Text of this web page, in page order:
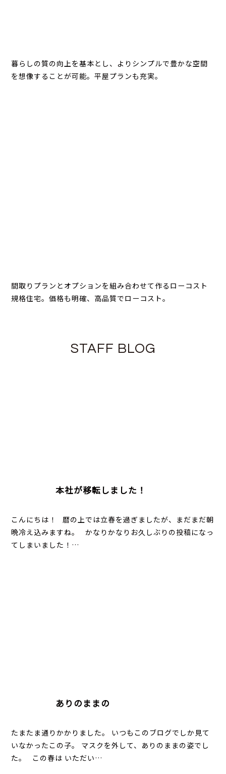
暮らしの質の向上を基本とし、よりシンプルで豊かな空間
を想像することが可能。平屋プランも充実。
間取りプランとオプションを組み合わせて作るローコスト
規格住宅。価格も明確、高品質でローコスト。
STAFF BLOG
本社が移転しました！
こんにちは！ 暦の上では立春を過ぎましたが、まだまだ朝
晩冷え込みますね。 かなりかなりお久しぶりの投稿になっ
てしまいました！…
ありのままの
たまたま通りかかりました。 いつもこのブログでしか見て
いなかったこの子。 マスクを外して、ありのままの姿でし
た。 この春は いただい…